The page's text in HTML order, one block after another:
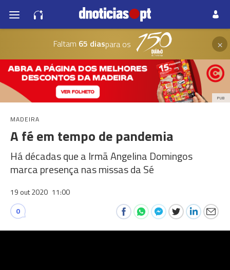
Faltam 65 diaspara os ×
PUB
MADEIRA
A fé em tempo de pandemia
Há décadas que a Irmã Angelina Domingos
marca presença nas missas da Sé
19 out 2020 11:00
0